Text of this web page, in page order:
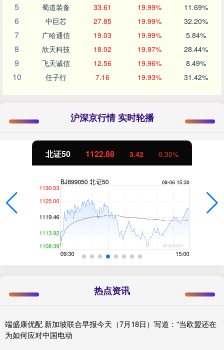
5 蜀道装备 33.61 19.99% 11.69%
6 中巨芯 27.85 19.99% 32.20%
7 广哈通信 19.03 19.99% 5.84%
8 欣天科技 18.02 19.97% 28.44%
9 飞天诚信 12.56 19.96% 8.49%
10 任子行 7.16 19.93% 31.42%
沪深京行情 实时轮播
北证50 1122.88 3.42 0.30%
热点资讯
端盛康优配 新加坡联合早报今天（7月18日）写道：“当欧盟还在
为如何应对中国电动